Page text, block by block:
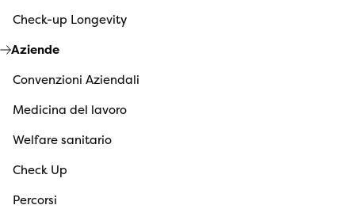
Check-up Longevity
Aziende
Convenzioni Aziendali
Medicina del lavoro
Welfare sanitario
Check Up
Percorsi